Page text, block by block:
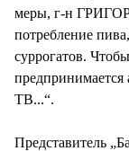
меры, г-н
потребление
суррогатов.
предпринимается
ТВ...“.
Представитель